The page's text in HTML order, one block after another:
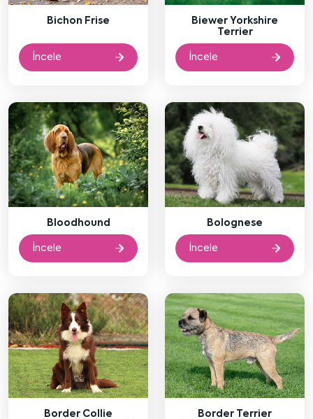
Bichon Frise
İncele
Biewer Yorkshire
Terrier
İncele
Bloodhound
İncele
Bolognese
İncele
Border Collie Border Terrier